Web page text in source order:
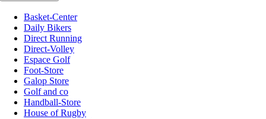
Basket-Center
Daily Bikers
Direct Running
Direct-Volley
Espace Golf
Foot-Store
Galop Store
Golf and co
Handball-Store
House of Rugby